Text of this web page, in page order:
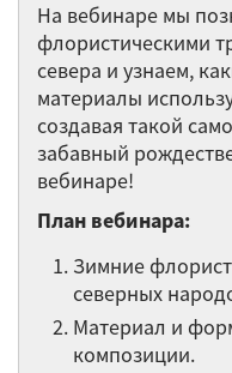
домов и
к
интерьеров
На вебинаре мы
флористическими
севера и узнаем,
материалы
создавая такой
забавный
вебинаре!
План вебинара:
Зимние
северных
Материал и
композиции.